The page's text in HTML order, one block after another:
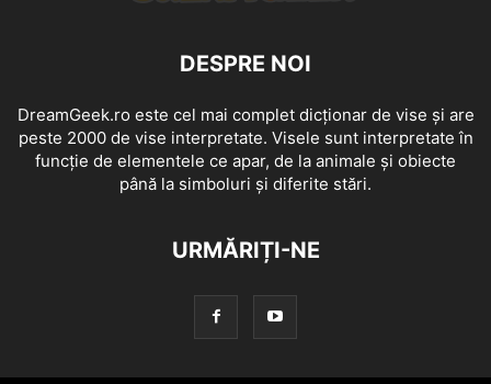
DESPRE NOI
DreamGeek.ro este cel mai complet dicționar de vise și are
peste 2000 de vise interpretate. Visele sunt interpretate în
funcție de elementele ce apar, de la animale și obiecte
până la simboluri și diferite stări.
URMĂRIȚI-NE